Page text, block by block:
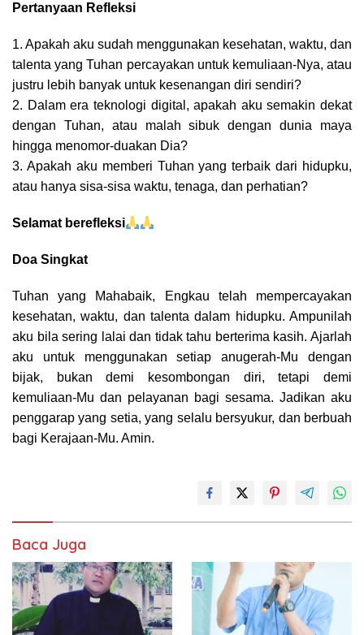
Pertanyaan Refleksi
1. Apakah aku sudah menggunakan kesehatan, waktu, dan
talenta yang Tuhan percayakan untuk kemuliaan-Nya, atau
justru lebih banyak untuk kesenangan diri sendiri?
2. Dalam era teknologi digital, apakah aku semakin dekat
dengan Tuhan, atau malah sibuk dengan dunia maya
hingga menomor-duakan Dia?
3. Apakah aku memberi Tuhan yang terbaik dari hidupku,
atau hanya sisa-sisa waktu, tenaga, dan perhatian?
Selamat berefleksi
Doa Singkat
Tuhan yang Mahabaik,
Engkau telah mempercayakan
kesehatan, waktu, dan talenta dalam hidupku. Ampunilah
aku bila sering lalai dan tidak tahu berterima kasih. Ajarlah
aku untuk menggunakan setiap anugerah-Mu dengan
bijak, bukan demi kesombongan diri, tetapi demi
kemuliaan-Mu dan pelayanan bagi sesama. Jadikan aku
penggarap yang setia, yang selalu bersyukur, dan berbuah
bagi Kerajaan-Mu. Amin.
Baca Juga